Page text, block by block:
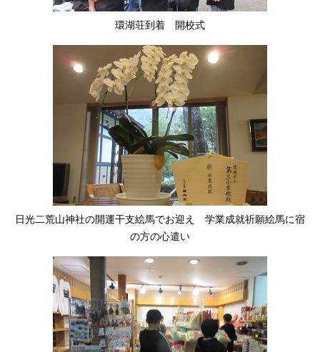
環湖荘到着 開校式
日光二荒山神社の開運干支絵馬でお迎え 学業成就祈願絵馬に宿
の方の心遣い